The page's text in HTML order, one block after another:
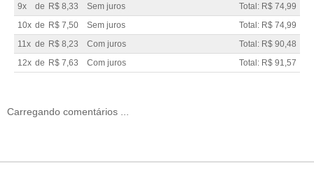
9x
de R$ 8,33 Sem juros
Total: R$ 74,99
10x de R$ 7,50 Sem juros
Total: R$ 74,99
11x de R$ 8,23 Com juros
Total: R$ 90,48
12x de R$ 7,63 Com juros Total: R$ 91,57
Carregando comentários ...